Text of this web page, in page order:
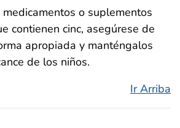
o suplementos
contienen cinc, asegúrese de
apropiada y manténgalos
de los niños.
Ir Arriba